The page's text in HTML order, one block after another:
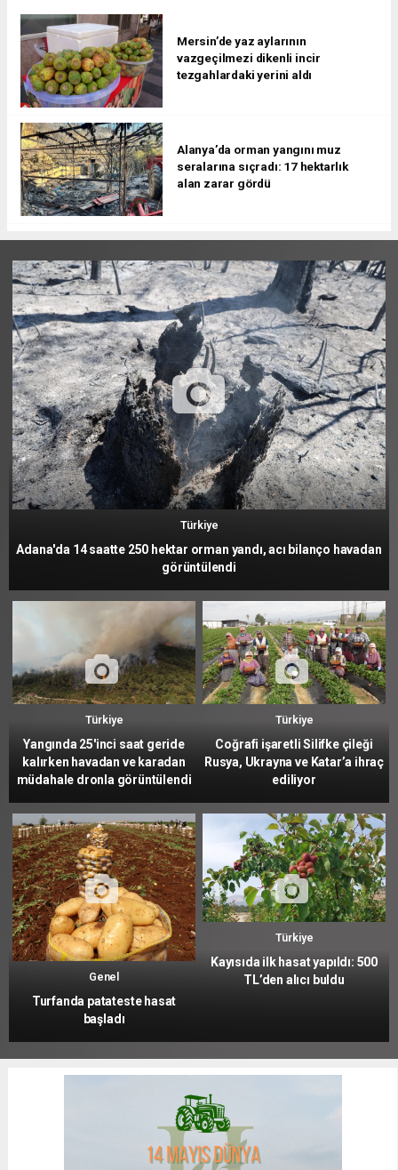
Mersin’de yaz aylarının
vazgeçilmezi dikenli incir
tezgahlardaki yerini aldı
Alanya’da orman yangını muz
seralarına sıçradı: 17 hektarlık
alan zarar gördü
Türkiye
Adana'da 14 saatte 250 hektar orman yandı, acı bilanço havadan
görüntülendi
Türkiye
Yangında 25'inci saat geride
kalırken havadan ve karadan
müdahale dronla görüntülendi
Türkiye
Coğrafi işaretli Silifke çileği
Rusya, Ukrayna ve Katar’a ihraç
ediliyor
Genel
Turfanda patateste hasat
başladı
Türkiye
Kayısıda ilk hasat yapıldı: 500
TL’den alıcı buldu